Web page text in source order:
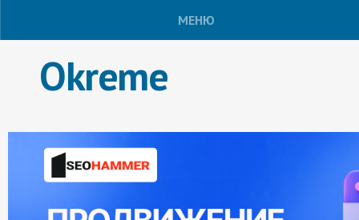
МЕНЮ
Okreme